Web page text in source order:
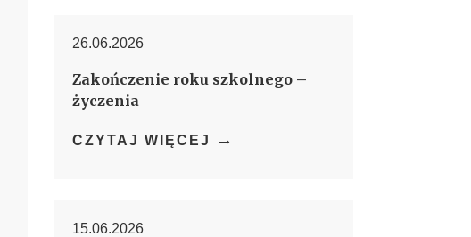
26.06.2026
Zakończenie roku szkolnego –
życzenia
CZYTAJ WIĘCEJ →
15.06.2026